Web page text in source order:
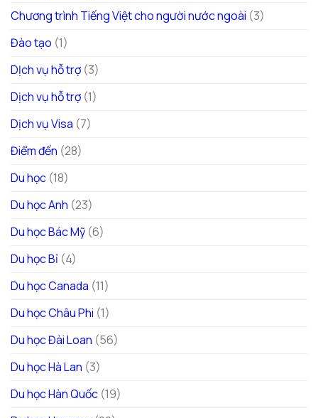
Chương trình Tiếng Việt cho người nước ngoài (3)
Đào tạo (1)
DỊch vụ hỗ trợ (3)
Dịch vụ hỗ trợ (1)
Dịch vụ Visa (7)
Điểm đến (28)
Du học (18)
Du học Anh (23)
Du học Bác Mỹ (6)
Du học Bỉ (4)
Du học Canada (11)
Du học Châu Phi (1)
Du học Đài Loan (56)
Du học Hà Lan (3)
Du học Hàn Quốc (19)